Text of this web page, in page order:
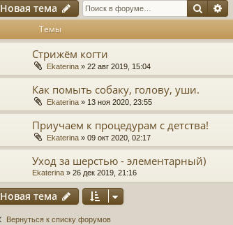
Новая тема Поиск
Темы
Стрижём когти
Ekaterina » 22 авг 2019, 15:04
Как помыть собаку, голову, уши.
Ekaterina » 13 ноя 2020, 23:55
Приучаем к процедурам с детства!
Ekaterina » 09 окт 2020, 02:17
Уход за шерстью - элементарный)
Ekaterina » 26 дек 2019, 21:16
Новая тема
Вернуться к списку форумов